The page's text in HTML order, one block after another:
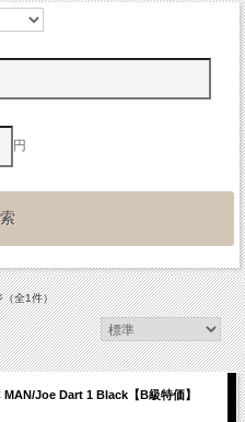
円
（全1件）
Joe Dart 1 Black【B級特価】